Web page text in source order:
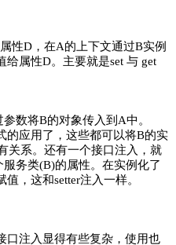
性D，在A的上下文通过B实例
属性D。主要就是set 与 get
数将B的对象传入到A中。
的应用了，这些都可以将B的实
关系。还有一个接口注入，就
务类(B)的属性。在实例化了
，这和setter注入一样。
口注入显得有些复杂，使用也